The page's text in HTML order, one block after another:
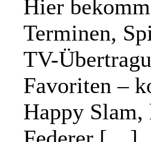
Hier
Terminen,
TV-
Favoriten –
Happy Slam,